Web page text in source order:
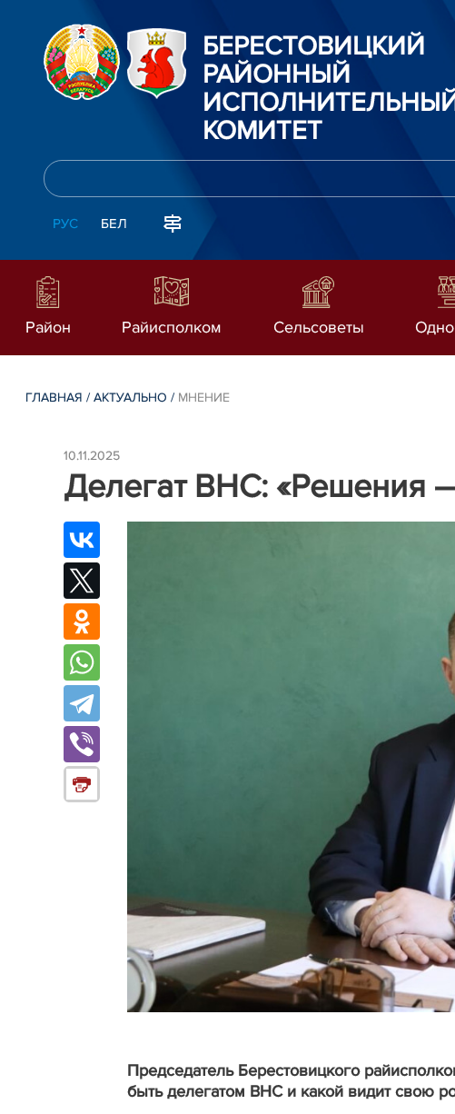
БЕРЕСТОВИЦКИЙ
РАЙОННЫЙ
КОМИТЕТ
РУС БЕЛ
Район Райисполком Сельсоветы
ГЛАВНАЯ /АКТУАЛЬНО / МНЕНИЕ
10.11.2025
Делегат ВНС: «Решения
Председатель Берестовицкого
быть делегатом ВНС и какой видит свою